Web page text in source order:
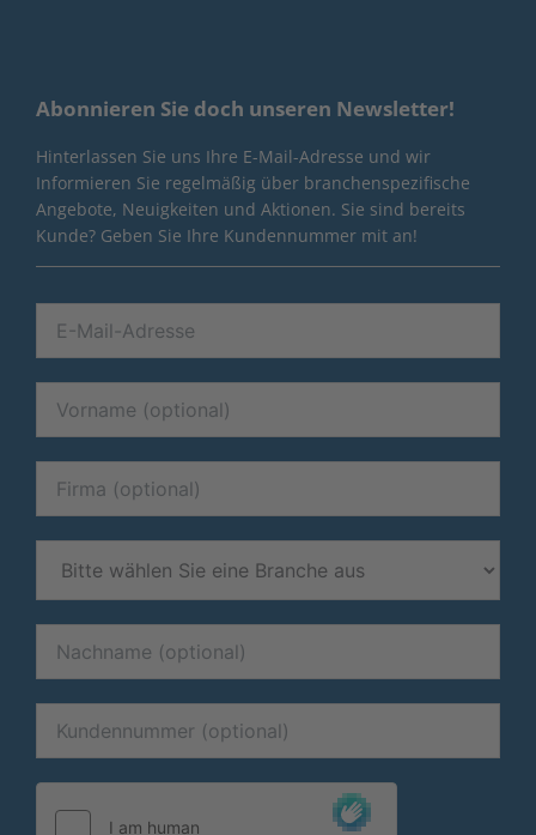
Abonnieren Sie doch unseren Newsletter!
Hinterlassen Sie uns Ihre E-Mail-Adresse und wir
Informieren Sie regelmäßig über branchenspezifische
Angebote, Neuigkeiten und Aktionen. Sie sind bereits
Kunde? Geben Sie Ihre Kundennummer mit an!